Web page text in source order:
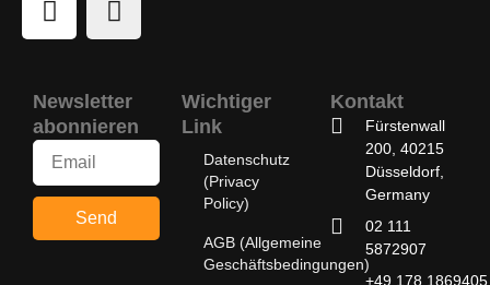
Kontakt
Fürstenwall
200, 40215
Düsseldorf,
Germany
02 111
5872907
+49 178 1869405
Wichtiger
Link
Datenschutz
(Privacy
Policy)
AGB (Allgemeine
Geschäftsbedingungen)
Newsletter
abonnieren
Send